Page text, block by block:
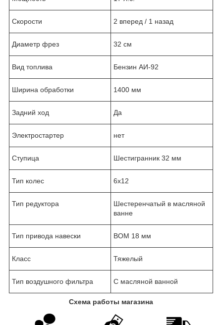
Скорости 2 вперед / 1 назад
Диаметр фрез 32 см
Вид топлива Бензин АИ-92
Ширина обработки 1400 мм
Задний ход Да
Электростартер нет
Ступица Шестигранник 32 мм
Тип колес 6х12
Тип редуктора
Шестеренчатый в масляной
ванне
Тип привода навески ВОМ 18 мм
Класс Тяжелый
Тип воздушного фильтра С масляной ванной
Схема работы магазина